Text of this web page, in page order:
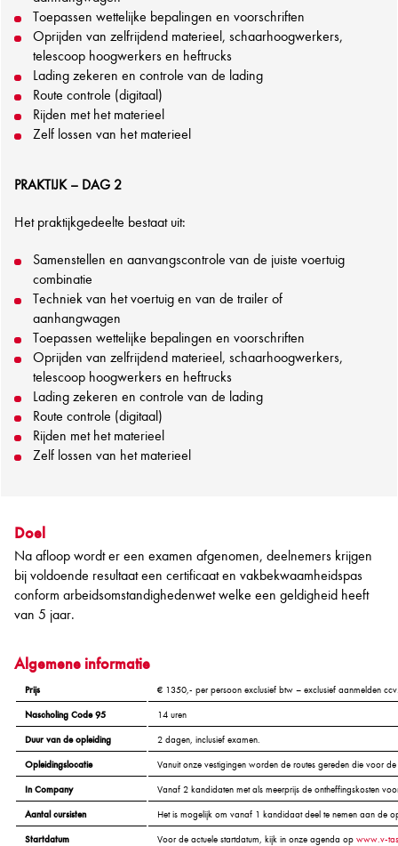
Toepassen wettelijke bepalingen en voorschriften
Oprijden van zelfrijdend materieel, schaarhoogwerkers,
telescoop hoogwerkers en heftrucks
Lading zekeren en controle van de lading
Route controle (digitaal)
Rijden met het materieel
Zelf lossen van het materieel
PRAKTIJK – DAG 2
Het praktijkgedeelte bestaat uit:
Samenstellen en aanvangscontrole van de juiste voertuig
combinatie
Techniek van het voertuig en van de trailer of
aanhangwagen
Toepassen wettelijke bepalingen en voorschriften
Oprijden van zelfrijdend materieel, schaarhoogwerkers,
telescoop hoogwerkers en heftrucks
Lading zekeren en controle van de lading
Route controle (digitaal)
Rijden met het materieel
Zelf lossen van het materieel
Doel
Na afloop wordt er een examen afgenomen, deelnemers krijgen
bij voldoende resultaat een certificaat en vakbekwaamheidspas
conform arbeidsomstandighedenwet welke een geldigheid heeft
van 5 jaar.
Algemene informatie
Prijs € 1350,- per persoon exclusief btw – exclusief aanmelden
Nascholing Code 95 14 uren
Duur van de opleiding 2 dagen, inclusief examen.
Opleidingslocatie Vanuit onze vestigingen worden de routes gereden die voor
In Company Vanaf 2 kandidaten met als meerprijs de ontheffingskosten
Aantal cursisten Het is mogelijk om vanaf 1 kandidaat deel te nemen aan de
Startdatum Voor de actuele startdatum, kijk in onze agenda opwww.v-